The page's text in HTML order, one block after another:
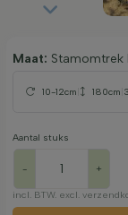
Maat: Stamomtrek
10-12cm 180cm
Aantal stuks
- +
incl. BTW. excl.